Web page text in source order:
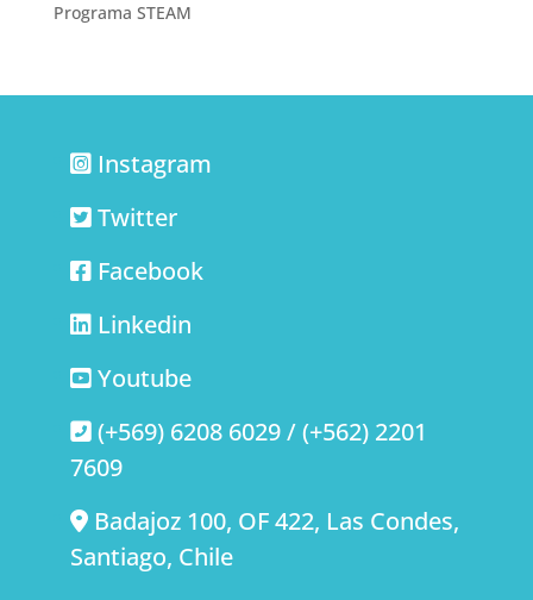
Programa STEAM
Instagram
Twitter
Facebook
Linkedin
Youtube
(+569) 6208 6029 / (+562) 2201
7609
Badajoz 100, OF 422, Las Condes,
Santiago, Chile